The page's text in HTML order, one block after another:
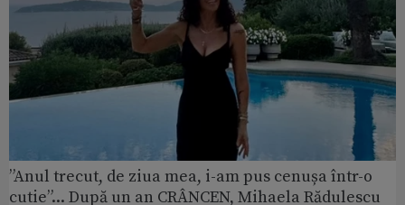
”Anul trecut, de ziua mea, i-am pus cenușa într-o
cutie”... După un an CRÂNCEN, Mihaela Rădulescu